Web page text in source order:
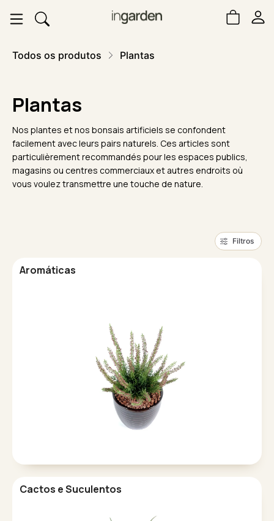
Todos os produtos Plantas
Plantas
Nos plantes et nos bonsais artificiels se confondent
facilement avec leurs pairs naturels. Ces articles sont
particulièrement recommandés pour les espaces publics,
magasins ou centres commerciaux et autres endroits où
vous voulez transmettre une touche de nature.
Filtros
Aromáticas
Cactos e Suculentos